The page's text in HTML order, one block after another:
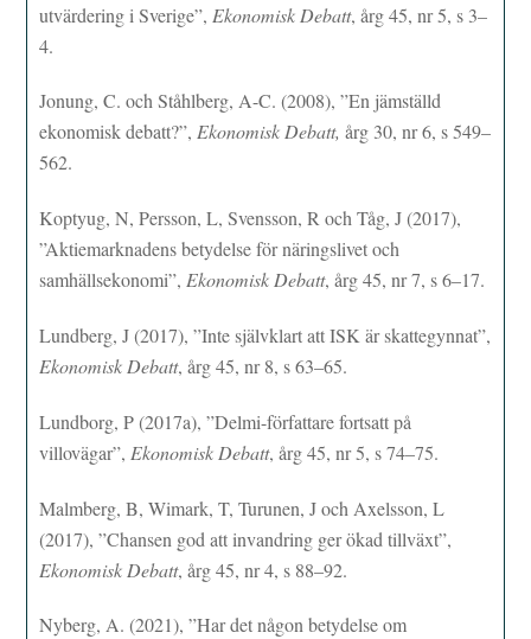
utvärdering i Sverige”, Ekonomisk Debatt, årg 45, nr 5, s 3–
4.
Jonung, C. och Ståhlberg, A-C. (2008), ”En jämställd
ekonomisk debatt?”,Ekonomisk Debatt,årg 30, nr 6, s 549–
562.
Koptyug, N, Persson, L, Svensson, R och Tåg, J (2017),
”Aktiemarknadens betydelse för näringslivet och
samhällsekonomi”, Ekonomisk Debatt, årg 45, nr 7, s 6–17.
Lundberg, J (2017), ”Inte självklart att ISK är skattegynnat”,
Ekonomisk Debatt, årg 45, nr 8, s 63–65.
Lundborg, P (2017a), ”Delmi-författare fortsatt på
villovägar”, Ekonomisk Debatt, årg 45, nr 5, s 74–75.
Malmberg, B, Wimark, T, Turunen, J och Axelsson, L
(2017), ”Chansen god att invandring ger ökad tillväxt”,
Ekonomisk Debatt, årg 45, nr 4, s 88–92.
Nyberg, A. (2021), ”Har det någon betydelse om